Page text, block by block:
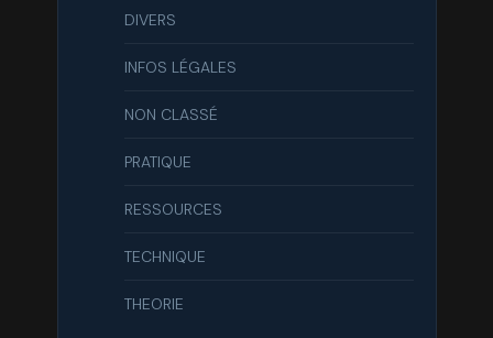
DIVERS
INFOS LÉGALES
NON CLASSÉ
PRATIQUE
RESSOURCES
TECHNIQUE
THEORIE